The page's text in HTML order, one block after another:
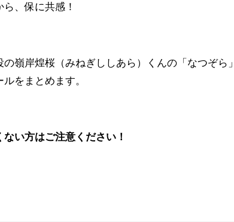
、保に共感！
嶺岸煌桜（みねぎししあら）くんの「なつぞら」
をまとめます。
い方はご注意ください！